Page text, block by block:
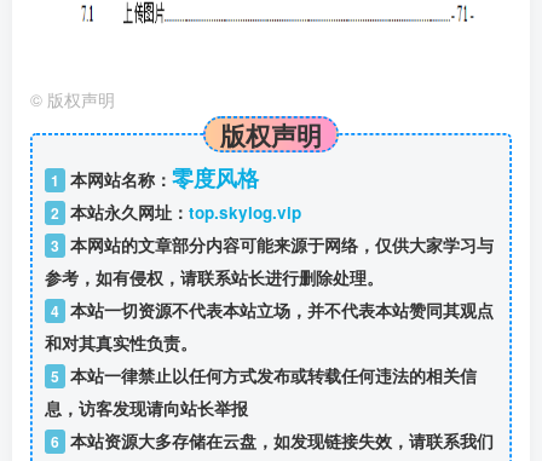
© 版权声明
版权声明
1 本网站名称： 零度风格
2 本站永久网址： top.skylog.vip
3 本网站的文章部分内容可能来源于网络，仅供大家学习与
参考，如有侵权，请联系站长进行删除处理。
4 本站一切资源不代表本站立场，并不代表本站赞同其观点
和对其真实性负责。
5 本站一律禁止以任何方式发布或转载任何违法的相关信
息，访客发现请向站长举报
6 本站资源大多存储在云盘，如发现链接失效，请联系我们